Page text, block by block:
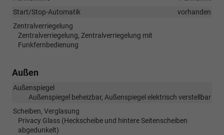
Start/Stop-Automatik
vorhanden
Zentralverriegelung
Zentralverriegelung, Zentralverriegelung mit
Funkfernbedienung
Außen
Außenspiegel
Außenspiegel beheizbar, Außenspiegel elektrisch verstellbar
Scheiben, Verglasung
Privacy Glass (Heckscheibe und hintere Seitenscheiben
abgedunkelt)